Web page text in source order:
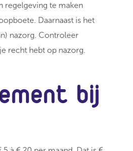
regelgeving te maken
Daarnaast is het
nazorg. Controleer
recht hebt op nazorg.
bij